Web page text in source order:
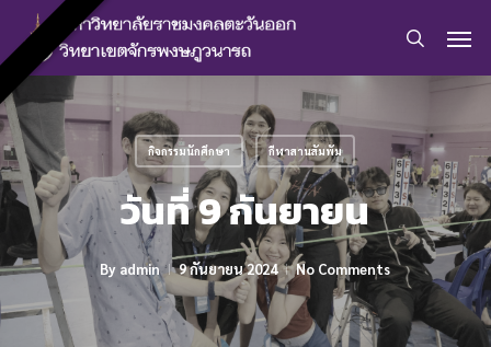
main
content
search
กิจกรรมนักศึกษา กีฬาสานสัมพัม
วันที่ 9 กันยายน
By admin 9 กันยายน 2024 No Comments